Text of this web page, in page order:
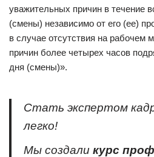
уважительных причин в течение
(смены) независимо от его (ее)
в случае отсутствия на рабочем
причин более четырех часов
дня (смены)».
Стать экспертом
легко!
Мы создали курс